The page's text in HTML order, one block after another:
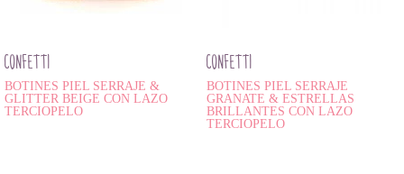
CONFETTI
BOTINES PIEL SERRAJE &
GLITTER BEIGE CON LAZO
TERCIOPELO
CONFETTI
BOTINES PIEL SERRAJE
GRANATE & ESTRELLAS
BRILLANTES CON LAZO
TERCIOPELO